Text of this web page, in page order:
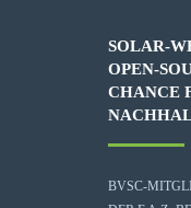
SOLAR-
OPEN-
CHANCE
BVSC-